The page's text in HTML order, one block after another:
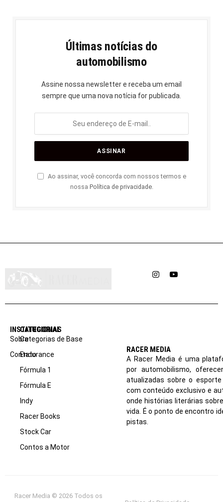
Últimas notícias do
automobilismo
Assine nossa newsletter e receba um email
sempre que uma nova notícia for publicada.
Ao assinar, você concorda com nossos termos e
nossa Política de privacidade.
InstagramYouTube
INSTITUCIONAL
Sobre
Contato
CATEGORIAS
Categorias de Base
Endurance
Fórmula 1
Fórmula E
Indy
Racer Books
Stock Car
Contos a Motor
RACER MEDIA
A Racer Media é uma
por automobilismo,
atualizadas sobre o
com conteúdo exclusivo e
onde histórias literárias
vida. É o ponto de encontro
pistas.
Racer Media © 2026 Todos os